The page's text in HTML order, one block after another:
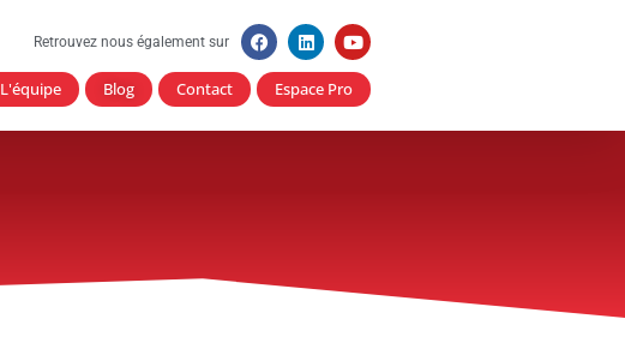
Retrouvez nous également sur
L'équipe Blog Contact Espace Pro